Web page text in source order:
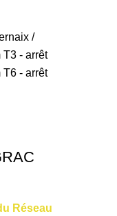
/
T3 - arrêt
T6 - arrêt
Réseau